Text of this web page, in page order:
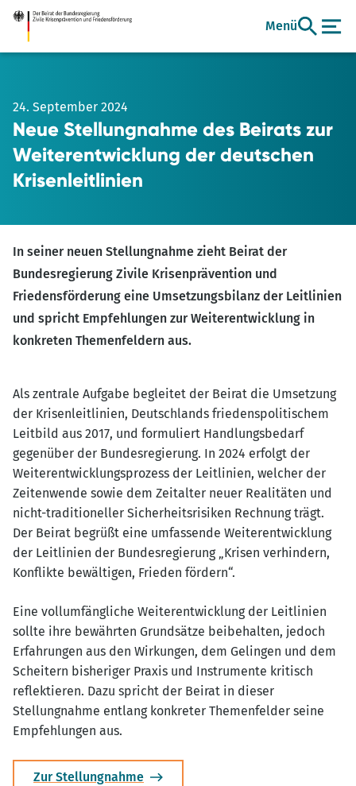
Zum
Hauptinhalt
Menü
24. September 2024
Neue Stellungnahme des Beirats zur
Weiterentwicklung der deutschen
Krisenleitlinien
In seiner neuen Stellungnahme zieht Beirat der
Bundesregierung Zivile Krisenprävention und
Friedensförderung eine Umsetzungsbilanz der Leitlinien
und spricht Empfehlungen zur Weiterentwicklung in
konkreten Themenfeldern aus.
Als zentrale Aufgabe begleitet der Beirat die Umsetzung
der Krisenleitlinien, Deutschlands friedenspolitischem
Leitbild aus 2017, und formuliert Handlungsbedarf
gegenüber der Bundesregierung. In 2024 erfolgt der
Weiterentwicklungsprozess der Leitlinien, welcher der
Zeitenwende sowie dem Zeitalter neuer Realitäten und
nicht-traditioneller Sicherheitsrisiken Rechnung trägt.
Der Beirat begrüßt eine umfassende Weiterentwicklung
der Leitlinien der Bundesregierung „Krisen verhindern,
Konflikte bewältigen, Frieden fördern“.
Eine vollumfängliche Weiterentwicklung der Leitlinien
sollte ihre bewährten Grundsätze beibehalten, jedoch
Erfahrungen aus den Wirkungen, dem Gelingen und dem
Scheitern bisheriger Praxis und Instrumente kritisch
reflektieren. Dazu spricht der Beirat in dieser
Stellungnahme entlang konkreter Themenfelder seine
Empfehlungen aus.
Zur Stellungnahme